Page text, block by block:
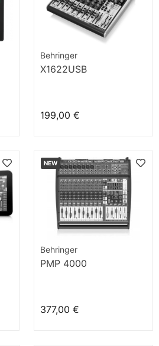
Behringer
X1622USB
199,00 €
NEW
Behringer
PMP 4000
377,00 €